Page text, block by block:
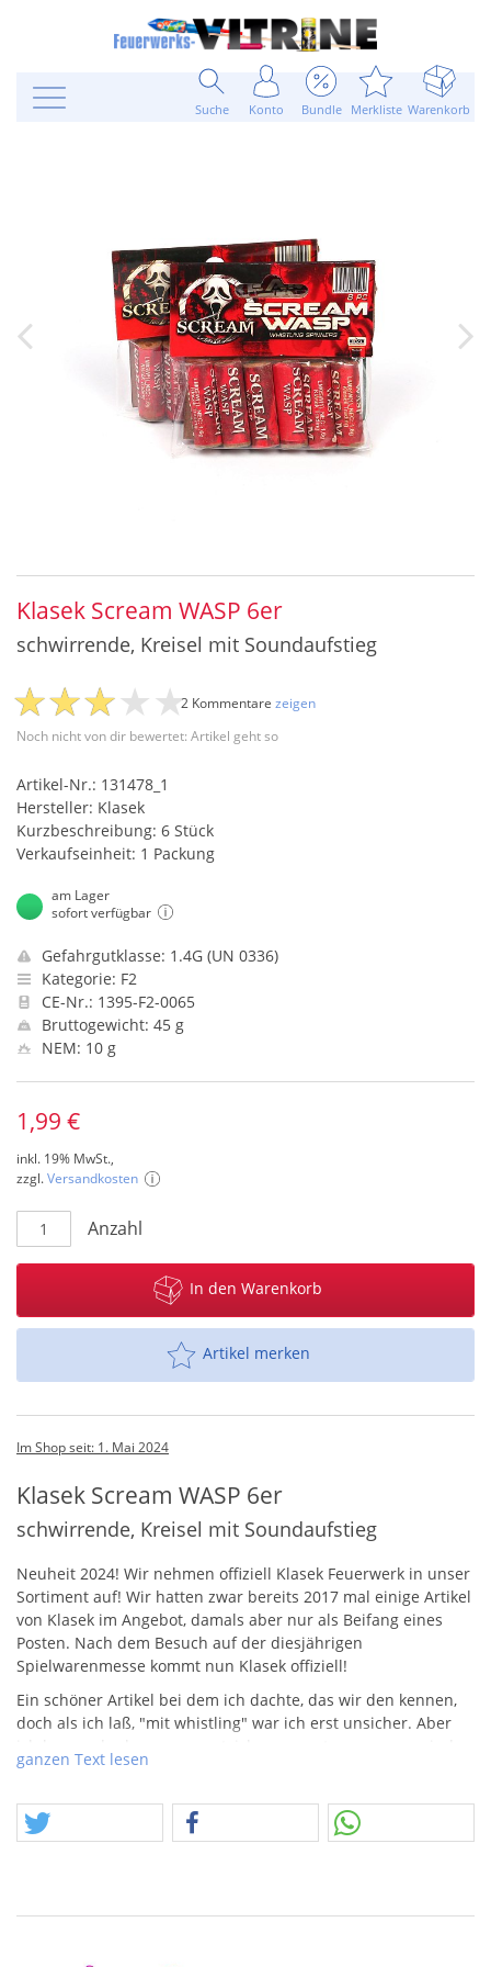
Suche Konto Bundle Merkliste Warenkorb
Klasek Scream WASP 6er
schwirrende, Kreisel mit Soundaufstieg
Noch nicht von dir bewertet: Artikel geht so
2 Kommentare zeigen
Artikel-Nr.: 131478_1
Hersteller: Klasek
Kurzbeschreibung: 6 Stück
Verkaufseinheit: 1 Packung
am Lager
sofort verfügbar
Gefahrgutklasse: 1.4G (UN 0336)
Kategorie: F2
CE-Nr.: 1395-F2-0065
Bruttogewicht: 45 g
NEM: 10 g
1,99 €
inkl. 19% MwSt.,
zzgl.Versandkosten
Anzahl
In den Warenkorb
Artikel merken
Im Shop seit: 1. Mai 2024
Klasek Scream WASP 6er
schwirrende, Kreisel mit Soundaufstieg
Neuheit 2024! Wir nehmen offiziell Klasek Feuerwerk in unser
Sortiment auf! Wir hatten zwar bereits 2017 mal einige Artikel
von Klasek im Angebot, damals aber nur als Beifang eines
Posten. Nach dem Besuch auf der diesjährigen
Spielwarenmesse kommt nun Klasek offiziell!
Ein schöner Artikel bei dem ich dachte, das wir den kennen,
doch als ich laß, "mit whistling" war ich erst unsicher. Aber
einfach nur Moskitos.
ganzen Text lesen